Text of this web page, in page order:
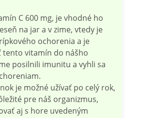
C 600 mg, je vhodné ho
na jar a v zime, vtedy je
ochorenia a je
vitamín do nášho
posilnili imunitu a vyhli sa
je možné užívať po celý rok,
pre náš organizmus,
aj s hore uvedeným